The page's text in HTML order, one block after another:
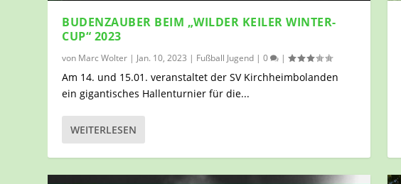
BUDENZAUBER BEIM „WILDER KEILER WINTER-
CUP“ 2023
von Marc Wolter | Jan. 10, 2023 | Fußball Jugend |0 |
Am 14. und 15.01. veranstaltet der SV Kirchheimbolanden
ein gigantisches Hallenturnier für die...
WEITERLESEN